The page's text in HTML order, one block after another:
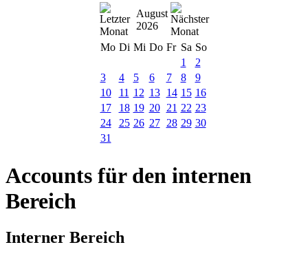
August
2026
Mo Di Mi Do Fr Sa So
1
2
3
4 5 6 7 8
9
10
11 12 13 14 15 16
17
18 19 20 21 22 23
24
25 26 27 28 29 30
31
Accounts für den internen
Bereich
Interner Bereich